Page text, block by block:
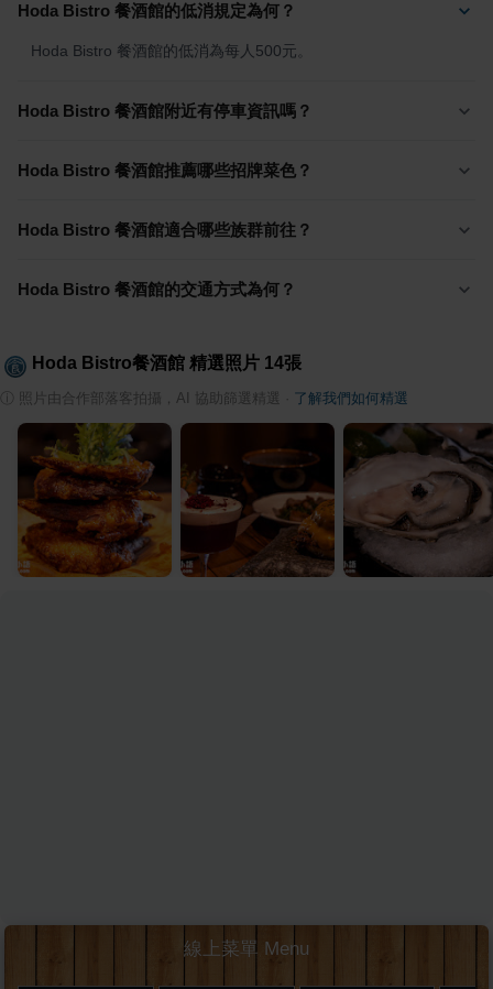
Hoda Bistro 餐酒館的低消規定為何？
Hoda Bistro 餐酒館的低消為每人500元。
Hoda Bistro 餐酒館附近有停車資訊嗎？
Hoda Bistro 餐酒館推薦哪些招牌菜色？
Hoda Bistro 餐酒館適合哪些族群前往？
Hoda Bistro 餐酒館的交通方式為何？
Hoda Bistro餐酒館 精選照片 14張
照片由合作部落客拍攝，AI 協助篩選精選 了解我們如何精選
線上菜單 Menu